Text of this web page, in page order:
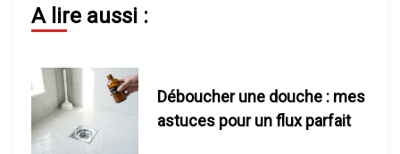
n
e
l
A lire aussi :
Déboucher une douche : mes
astuces pour un flux parfait